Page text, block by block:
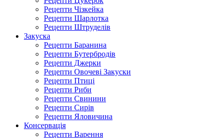
Рецепти Чізкейка
Рецепти Шарлотка
Рецепти Штруделів
Закуска
Рецепти Баранина
Рецепти Бутербродів
Рецепти Джерки
Рецепти Овочеві Закуски
Рецепти Птиці
Рецепти Риби
Рецепти Свинини
Рецепти Сирів
Рецепти Яловичина
Консервація
Рецепти Варення